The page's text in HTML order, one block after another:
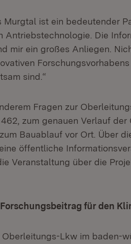
Murgtal ist ein bedeutender
Antriebstechnologie. Die
mir ein großes Anliegen.
sind.“
Fragen zur
zum genauen Verlauf
Bauablauf vor Ort. Über
öffentliche
Veranstaltung über die
für den
Lkw im baden-